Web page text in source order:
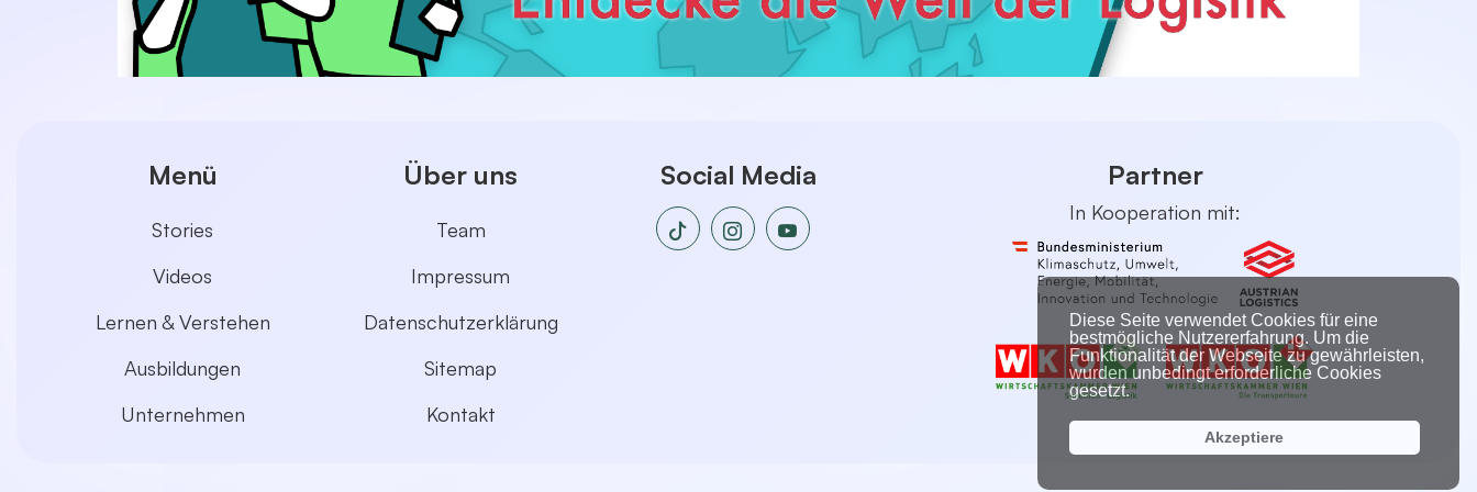
Diese Seite verwendet Cookies für eine
bestmögliche Nutzererfahrung. Um die
Funktionalität der Webseite zu gewährleisten,
wurden unbedingt erforderliche Cookies
gesetzt.
Akzeptiere
Menü
Stories
Videos
Lernen & Verstehen
Ausbildungen
Unternehmen
Über uns
Team
Impressum
Datenschutzerklärung
Sitemap
Kontakt
Social Media Partner
In Kooperation mit: